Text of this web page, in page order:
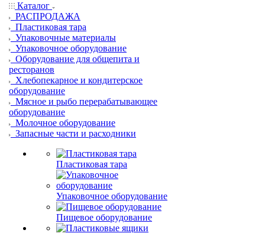
Каталог
РАСПРОДАЖА
Пластиковая тара
Упаковочные материалы
Упаковочное оборудование
Оборудование для общепита и
ресторанов
Хлебопекарное и кондитерское
оборудование
Мясное и рыбо перерабатывающее
оборудование
Молочное оборудование
Запасные части и расходники
Пластиковая тара
Упаковочное оборудование
Пищевое оборудование